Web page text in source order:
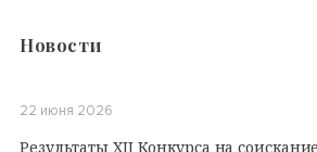
Новости
22 июня 2026
Результаты XII Конкурса на